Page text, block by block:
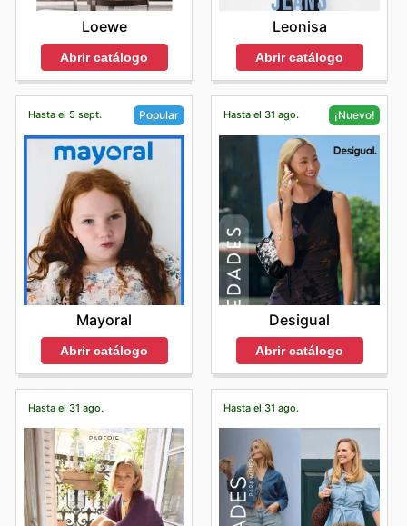
Loewe
Abrir catálogo
Leonisa
Abrir catálogo
Hasta el 5 sept. Popular
Mayoral
Abrir catálogo
Hasta el 31 ago. ¡Nuevo!
Desigual
Abrir catálogo
Hasta el 31 ago. Hasta el 31 ago.